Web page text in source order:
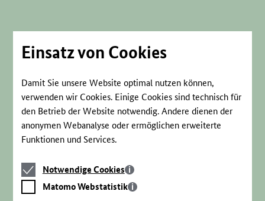
Einsatz von Cookies
Damit Sie unsere Website optimal nutzen können,
verwenden wir Cookies. Einige Cookies sind technisch für
den Betrieb der Website notwendig. Andere dienen der
anonymen Webanalyse oder ermöglichen erweiterte
Funktionen und Services.
Notwendige
Cookies
Notwendige Cookies
Matomo
Webstatistik
Matomo Webstatistik